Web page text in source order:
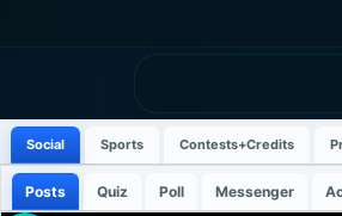
Social Sports Contests+Credits
Posts Quiz Poll Messenger